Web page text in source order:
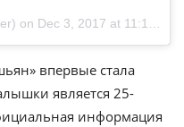
on Dec 3, 2017 at 11:12am PST
впервые стала
является 25-
информация